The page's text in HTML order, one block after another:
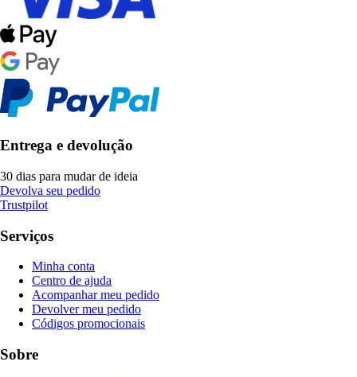
Entrega e devolução
30 dias para mudar de ideia
Devolva seu pedido
Trustpilot
Serviços
Minha conta
Centro de ajuda
Acompanhar meu pedido
Devolver meu pedido
Códigos promocionais
Sobre